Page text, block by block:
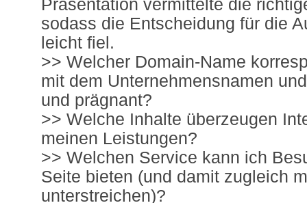
Präsentation vermittelte die
sodass die Entscheidung für die
leicht fiel.
>> Welcher Domain-Name
mit dem Unternehmensnamen
und prägnant?
>> Welche Inhalte überzeugen
meinen Leistungen?
>> Welchen Service kann ich
Seite bieten (und damit zugleich
unterstreichen)?